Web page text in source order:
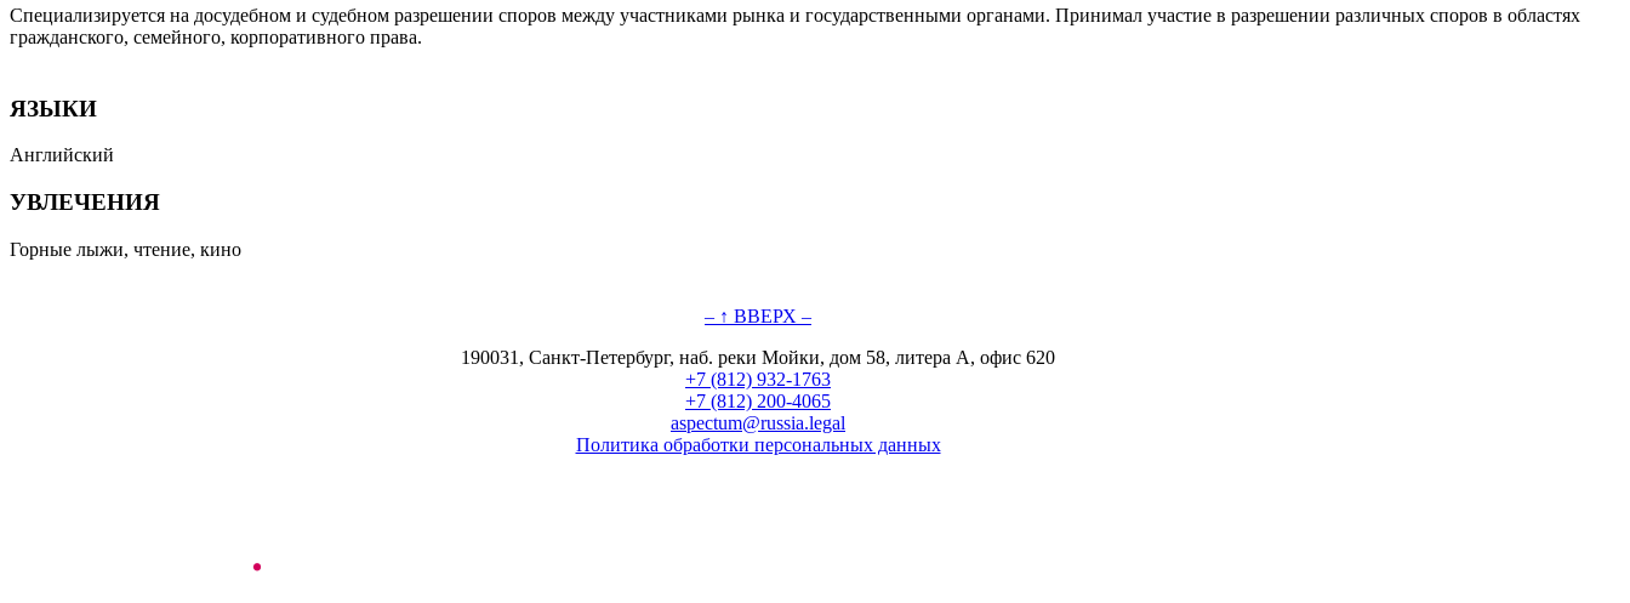
Специализируется на досудебном и судебном разрешении споров между участниками рынка и государственными органами. Принимал участие в разрешении различных споров в областях
гражданского, семейного, корпоративного права.
ЯЗЫКИ
Английский
УВЛЕЧЕНИЯ
Горные лыжи, чтение, кино
– ↑ ВВЕРХ –
190031, Санкт-Петербург, наб. реки Мойки, дом 58, литера А, офис 620
+7 (812) 932-1763
+7 (812) 200-4065
aspectum@russia.legal
Политика обработки персональных данных